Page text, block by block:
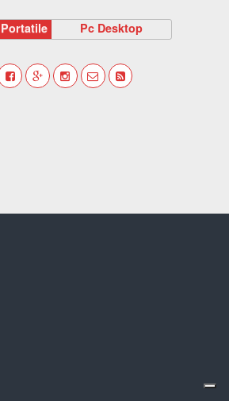
Pc Desktop